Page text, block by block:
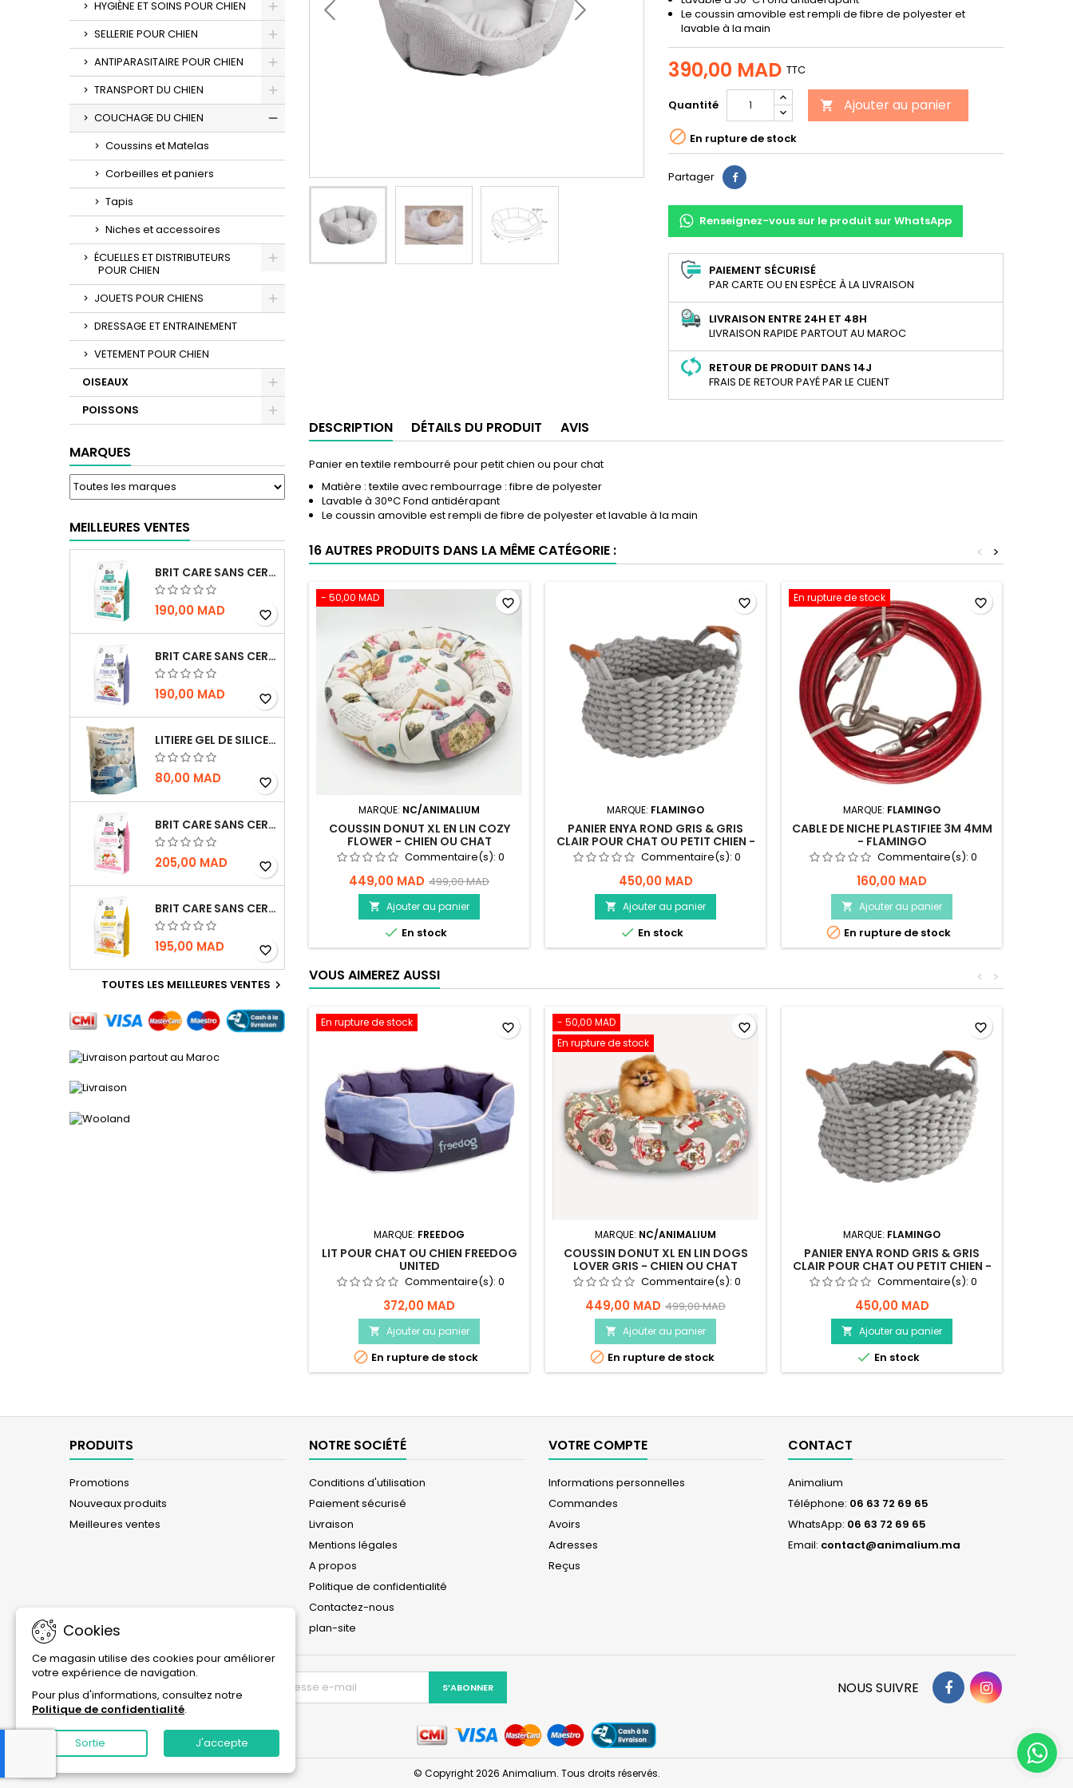
HYGIÈNE ET SOINS POUR CHIEN
SELLERIE POUR CHIEN
ANTIPARASITAIRE POUR CHIEN
TRANSPORT DU CHIEN
COUCHAGE DU CHIEN
Coussins et Matelas
Corbeilles et paniers
Tapis
Niches et accessoires
ÉCUELLES ET DISTRIBUTEURS
POUR CHIEN
JOUETS POUR CHIENS
DRESSAGE ET ENTRAINEMENT
VETEMENT POUR CHIEN
OISEAUX
POISSONS
MARQUES
MEILLEURES VENTES
BRIT CARE SANS CEREALES STERILIZED URINARY HEALTH - CHAT
190,00 MAD favorite_border
BRIT CARE SANS CEREALES STERILIZED WEIGHT CONTROL - CHAT - 2KG
190,00 MAD favorite_border
LITIERE GEL DE SILICE - PARFUM OCEAN - CHAT BOTE - 3.8L
80,00 MAD favorite_border
BRIT CARE SANS CEREALES STERILIZED SENSITIVE - CHAT - 2KG
205,00 MAD favorite_border
BRIT CARE SANS CEREALES HAIRCARE HEALTHY AND SHINY COAT - POUR CHAT - 2KG
195,00 MAD favorite_border
TOUTES LES MEILLEURES VENTES 
Le coussin amovible est rempli de fibre de polyester et
lavable à la main
390,00 MAD TTC
Quantité  Ajouter au panier
 En rupture de stock
Partager Partager
Renseignez-vous sur le produit sur WhatsApp
PAIEMENT SÉCURISÉ
PAR CARTE OU EN ESPÈCE À LA LIVRAISON
LIVRAISON ENTRE 24H ET 48H
LIVRAISON RAPIDE PARTOUT AU MAROC
RETOUR DE PRODUIT DANS 14J
FRAIS DE RETOUR PAYÉ PAR LE CLIENT
DESCRIPTION DÉTAILS DU PRODUIT AVIS
Panier en textile rembourré pour petit chien ou pour chat
Matière : textile avec rembourrage : fibre de polyester
Lavable à 30°C Fond antidérapant
Le coussin amovible est rempli de fibre de polyester et lavable à la main
16 AUTRES PRODUITS DANS LA MÊME CATÉGORIE : >
<
- 50,00 MAD
MARQUE: NC/ANIMALIUM
COUSSIN DONUT XL EN LIN COZY
FLOWER - CHIEN OU CHAT
Commentaire(s): 0
449,00 MAD 499,00 MAD
 Ajouter au panier
 En stock
favorite_border
MARQUE: FLAMINGO
PANIER ENYA ROND GRIS & GRIS
CLAIR POUR CHAT OU PETIT CHIEN -
FLAMINGO
Commentaire(s): 0
450,00 MAD
 Ajouter au panier
 En stock
favorite_border En rupture de stock
MARQUE: FLAMINGO
CABLE DE NICHE PLASTIFIEE 3M 4MM
- FLAMINGO
Commentaire(s): 0
160,00 MAD
 Ajouter au panier
 En rupture de stock
favorite_border
VOUS AIMEREZ AUSSI >
<
En rupture de stock
MARQUE: FREEDOG
LIT POUR CHAT OU CHIEN FREEDOG
UNITED
Commentaire(s): 0
372,00 MAD
 Ajouter au panier
 En rupture de stock
favorite_border
- 50,00 MAD
En rupture de stock
MARQUE: NC/ANIMALIUM
COUSSIN DONUT XL EN LIN DOGS
LOVER GRIS - CHIEN OU CHAT
Commentaire(s): 0
449,00 MAD 499,00 MAD
 Ajouter au panier
 En rupture de stock
favorite_border
MARQUE: FLAMINGO
PANIER ENYA ROND GRIS & GRIS
CLAIR POUR CHAT OU PETIT CHIEN -
FLAMINGO
Commentaire(s): 0
450,00 MAD
 Ajouter au panier
 En stock
favorite_border
PRODUITS
Promotions
Nouveaux produits
Meilleures ventes
NOTRE SOCIÉTÉ
Conditions d'utilisation
Paiement sécurisé
Livraison
Mentions légales
A propos
Politique de confidentialité
Contactez-nous
plan-site
VOTRE COMPTE
Informations personnelles
Commandes
Avoirs
Adresses
Reçus
CONTACT
Animalium
Téléphone: 06 63 72 69 65
WhatsApp: 06 63 72 69 65
Email: contact@animalium.ma
Cookies
Ce magasin utilise des cookies pour améliorer
votre expérience de navigation.
Pour plus d'informations, consultez notre
Politique de confidentialité.
Sortie J'accepte
LETTRE D'INFORMATIONS FacebookInstagram
NOUS SUIVRE
© Copyright 2026 Animalium. Tous droits réservés.